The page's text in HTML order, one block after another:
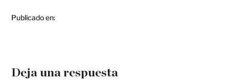
Publicado en:
Deja una respuesta